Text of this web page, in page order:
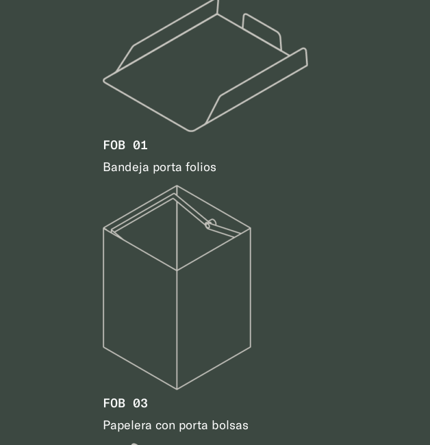
FOB 01
Bandeja porta folios
FOB 03
Papelera con porta bolsas